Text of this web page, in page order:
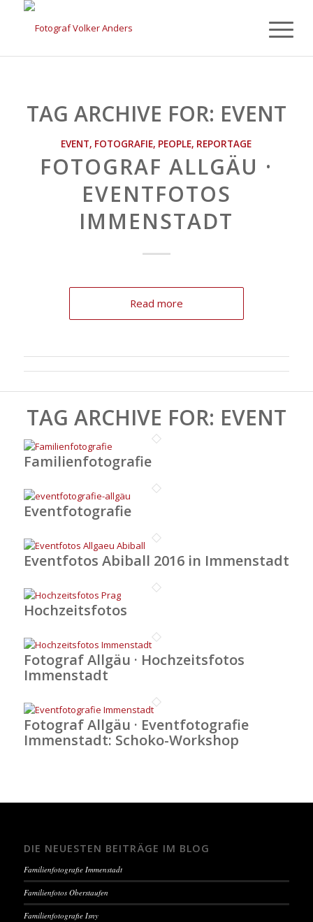
TAG ARCHIVE FOR: EVENT
EVENT, FOTOGRAFIE, PEOPLE, REPORTAGE
FOTOGRAF ALLGÄU ·
EVENTFOTOS
IMMENSTADT
Read more
TAG ARCHIVE FOR: EVENT
Familienfotografie
Eventfotografie
Eventfotos Abiball 2016 in Immenstadt
Hochzeitsfotos
Fotograf Allgäu · Hochzeitsfotos
Immenstadt
Fotograf Allgäu · Eventfotografie
Immenstadt: Schoko-Workshop
DIE NEUESTEN BEITRÄGE IM BLOG
Familienfotografie Immenstadt
Familienfotos Oberstaufen
Familienfotografie Isny